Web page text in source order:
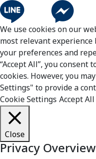
We use cookies on our
most relevant
your preferences and
“Accept All”, you consent
cookies. However, you
Settings" to provide a
Cookie Settings Accept All
Close
Privacy Overview